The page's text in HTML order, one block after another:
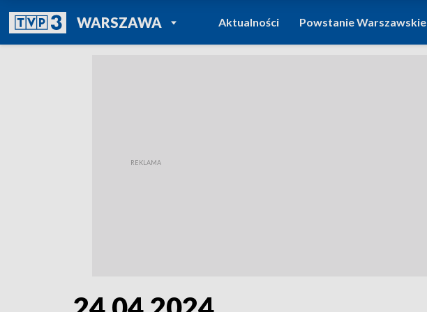
WARSZAWAPOWRÓT DO
TVP REGIONY
Aktualności Powstanie Warszawskie